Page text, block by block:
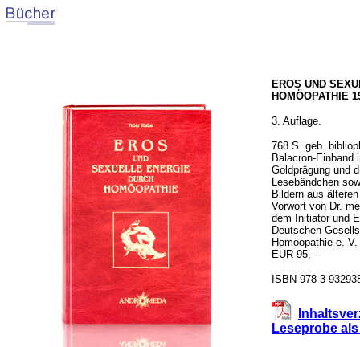
EROS UND
HOMÖOPATHIE
3. Auflage.
768 S. geb.
Balacron-Einband
Goldprägung und
Lesebändchen
Bildern aus
Vorwort von Dr.
dem Initiator und
Deutschen
Homöopathie e.
EUR 95,--
ISBN 978-3-
Leseprobe